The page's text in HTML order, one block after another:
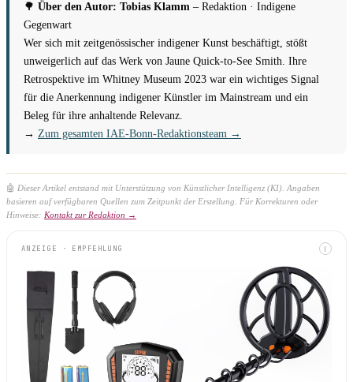
🌳 Über den Autor: Tobias Klamm – Redaktion · Indigene
Gegenwart
Wer sich mit zeitgenössischer indigener Kunst beschäftigt, stößt
unweigerlich auf das Werk von Jaune Quick-to-See Smith. Ihre
Retrospektive im Whitney Museum 2023 war ein wichtiges Signal
für die Anerkennung indigener Künstler im Mainstream und ein
Beleg für ihre anhaltende Relevanz.
→ Zum gesamten IAE-Bonn-Redaktionsteam →
🤖 Dieser Artikel entstand mit Unterstützung von Künstlicher Intelligenz (KI). Angaben
basieren auf verfügbaren Quellen zum Zeitpunkt der Erstellung. Für Korrekturen oder
Hinweise: Kontakt zur Redaktion →
ANZEIGE · EMPFEHLUNG I